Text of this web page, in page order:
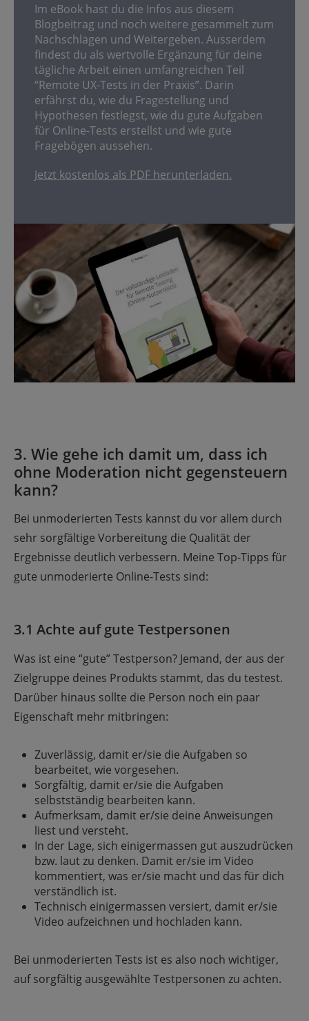
Im eBook hast du die Infos aus diesem
Blogbeitrag und noch weitere gesammelt zum
Nachschlagen und Weitergeben. Ausserdem
findest du als wertvolle Ergänzung für deine
tägliche Arbeit einen umfangreichen Teil
“Remote UX-Tests in der Praxis”. Darin
erfährst du, wie du Fragestellung und
Hypothesen festlegst, wie du gute Aufgaben
für Online-Tests erstellst und wie gute
Fragebögen aussehen.
Jetzt kostenlos als PDF herunterladen.
3. Wie gehe ich damit um, dass ich
ohne Moderation nicht gegensteuern
kann?
Bei unmoderierten Tests kannst du vor allem durch
sehr sorgfältige Vorbereitung die Qualität der
Ergebnisse deutlich verbessern. Meine Top-Tipps für
gute unmoderierte Online-Tests sind:
3.1 Achte auf gute Testpersonen
Was ist eine “gute” Testperson? Jemand, der aus der
Zielgruppe deines Produkts stammt, das du testest.
Darüber hinaus sollte die Person noch ein paar
Eigenschaft mehr mitbringen:
Zuverlässig, damit er/sie die Aufgaben so
bearbeitet, wie vorgesehen.
Sorgfältig, damit er/sie die Aufgaben
selbstständig bearbeiten kann.
Aufmerksam, damit er/sie deine Anweisungen
liest und versteht.
In der Lage, sich einigermassen gut auszudrücken
bzw. laut zu denken. Damit er/sie im Video
kommentiert, was er/sie macht und das für dich
verständlich ist.
Technisch einigermassen versiert, damit er/sie
Video aufzeichnen und hochladen kann.
Bei unmoderierten Tests ist es also noch wichtiger,
auf sorgfältig ausgewählte Testpersonen zu achten.